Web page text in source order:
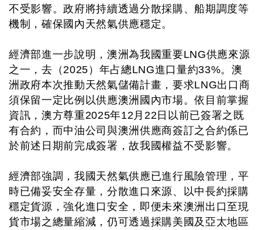
不受影響。政府將持續透過分散採購、船期調度等
機制，確保國內天然氣供應穩定。
經濟部進一步說明，澳洲為我國重要LNG供應來源
之一，去（2025）年占總LNG進口量約33%。澳
洲政府本次推動天然氣儲備計畫，要求LNG出口商
須保留一定比例以供應澳洲國內市場。依目前掌握
資訊，澳方尊重2025年12月22日以前已簽署之既
有合約，而中油公司與澳洲供應商簽訂之合約係已
於前述日期前完成簽署，故我國權益不受影響。
經濟部強調，我國天然氣供應已進行風險管理，平
時已備妥安全存量，分散進口來源、以中長約採購
穩定貨源，強化進口安全，即便未來澳洲出口至現
貨市場之總量縮減，仍可透過採購美國及亞太地區